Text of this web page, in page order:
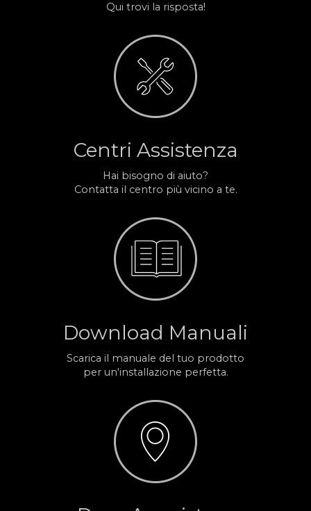
Qui trovi la risposta!
Centri Assistenza
Hai bisogno di aiuto?
Contatta il centro più vicino a te.
Download Manuali
Scarica il manuale del tuo prodotto
per un'installazione perfetta.